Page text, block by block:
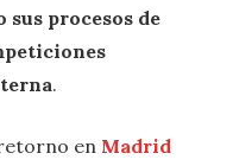
procesos de
.
en Madrid